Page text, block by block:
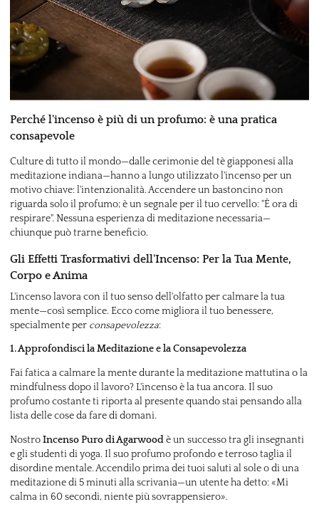
Perché l'incenso è più di un profumo: è una pratica
consapevole
Culture di tutto il mondo—dalle cerimonie del tè giapponesi alla
meditazione indiana—hanno a lungo utilizzato l'incenso per un
motivo chiave: l'intenzionalità. Accendere un bastoncino non
riguarda solo il profumo; è un segnale per il tuo cervello: "È ora di
respirare". Nessuna esperienza di meditazione necessaria—
chiunque può trarne beneficio.
Gli Effetti Trasformativi dell'Incenso: Per la Tua Mente,
Corpo e Anima
L'incenso lavora con il tuo senso dell'olfatto per calmare la tua
mente—così semplice. Ecco come migliora il tuo benessere,
specialmente per consapevolezza:
1. Approfondisci la Meditazione e la Consapevolezza
Fai fatica a calmare la mente durante la meditazione mattutina o la
mindfulness dopo il lavoro? L'incenso è la tua ancora. Il suo
profumo costante ti riporta al presente quando stai pensando alla
lista delle cose da fare di domani.
NostroIncenso Puro di Agarwoodè un successo tra gli insegnanti
e gli studenti di yoga. Il suo profumo profondo e terroso taglia il
disordine mentale. Accendilo prima dei tuoi saluti al sole o di una
meditazione di 5 minuti alla scrivania—un utente ha detto: «Mi
calma in 60 secondi, niente più sovrappensiero».